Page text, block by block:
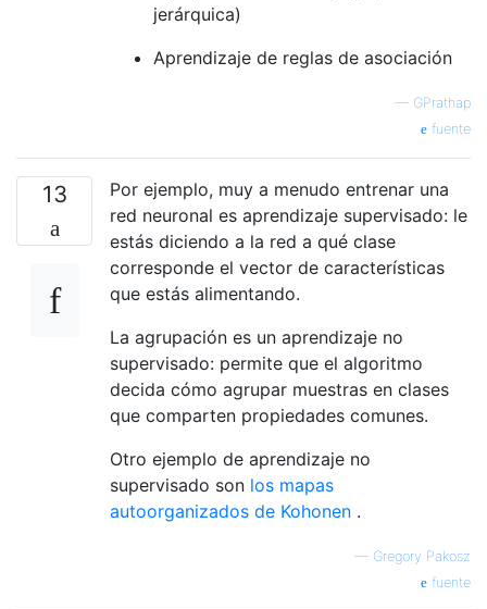
jerárquica)
Aprendizaje de reglas de asociación
— GPrathap
fuente
13
Por ejemplo, muy a menudo entrenar una
red neuronal es aprendizaje supervisado: le
estás diciendo a la red a qué clase
corresponde el vector de características
que estás alimentando.
La agrupación es un aprendizaje no
supervisado: permite que el algoritmo
decida cómo agrupar muestras en clases
que comparten propiedades comunes.
Otro ejemplo de aprendizaje no
supervisado son los mapas
autoorganizados de Kohonen .
— Gregory Pakosz
fuente